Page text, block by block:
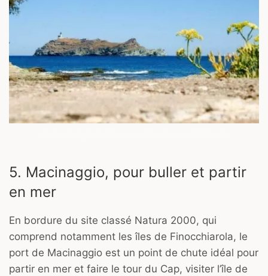
5. Macinaggio, pour buller et partir
en mer
En bordure du site classé Natura 2000, qui
comprend notamment les îles de Finocchiarola, le
port de Macinaggio est un point de chute idéal pour
partir en mer et faire le tour du Cap, visiter l’île de